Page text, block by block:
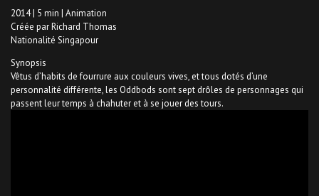
2014 | 5 min | Animation
Créée par Richard Thomas
Nationalité Singapour
Synopsis
Vêtus d’habits de fourrure aux couleurs vives, et tous dotés d’une
personnalité différente, les Oddbods sont sept drôles de personnages qui
passent leur temps à chahuter et à se jouer des tours.